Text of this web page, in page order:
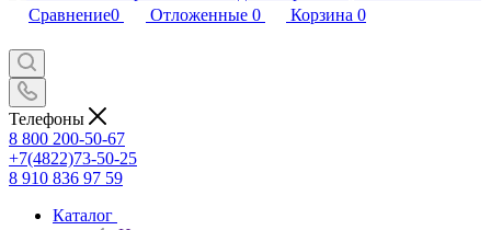
Сравнение0 Отложенные 0 Корзина 0
Телефоны
8 800 200-50-67
+7(4822)73-50-25
8 910 836 97 59
Каталог